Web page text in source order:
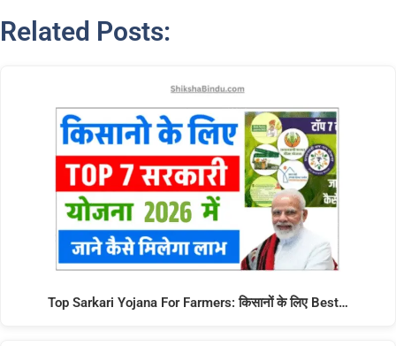
Related Posts:
Top Sarkari Yojana For Farmers: किसानों के लिए Best…